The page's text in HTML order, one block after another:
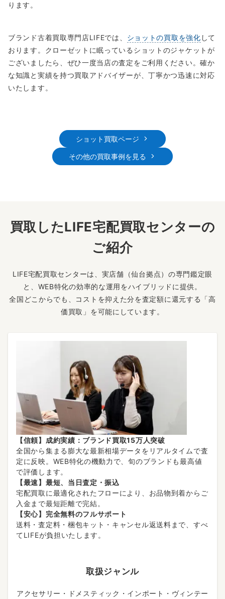
ります。
ブランド古着買取専門店LIFEでは、 ショットの買取を強化 して
おります。クローゼットに眠っているショットのジャケットが
ございましたら、ぜひ一度当店の査定をご利用ください。確か
な知識と実績を持つ買取アドバイザーが、丁寧かつ迅速に対応
いたします。
ショット買取ページ
その他の買取事例を見る
買取したLIFE宅配買取センターの
ご紹介
LIFE宅配買取センターは、実店舗（仙台拠点）の専門鑑定眼
と、WEB特化の効率的な運用をハイブリッドに提供。
全国どこからでも、コストを抑えた分を査定額に還元する「高
価買取」を可能にしています。
【信頼】成約実績：ブランド買取15万人突破
全国から集まる膨大な最新相場データをリアルタイムで査
定に反映。WEB特化の機動力で、旬のブランドも最高値
で評価します。
【最速】最短、当日査定・振込
宅配買取に最適化されたフローにより、お品物到着からご
入金まで最短距離で完結。
【安心】完全無料のフルサポート
送料・査定料・梱包キット・キャンセル返送料まで、すべ
てLIFEが負担いたします。
取扱ジャンル
アクセサリー・ドメスティック・インポート・ヴィンテー